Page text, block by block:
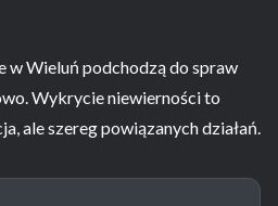
Wieluń podchodzą do spraw
Wykrycie niewierności to
ale szereg powiązanych działań.